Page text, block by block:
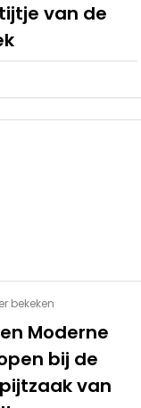
van de
bekeken
Moderne
bij de
van